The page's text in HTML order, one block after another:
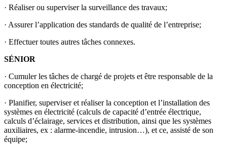
· Réaliser ou superviser la surveillance des travaux;
· Assurer l’application des standards de qualité de l’entreprise;
· Effectuer toutes autres tâches connexes.
SÉNIOR
· Cumuler les tâches de chargé de projets et être responsable de la
conception en électricité;
· Planifier, superviser et réaliser la conception et l’installation des
systèmes en électricité (calculs de capacité d’entrée électrique,
calculs d’éclairage, services et distribution, ainsi que les systèmes
auxiliaires, ex : alarme-incendie, intrusion…), et ce, assisté de son
équipe;